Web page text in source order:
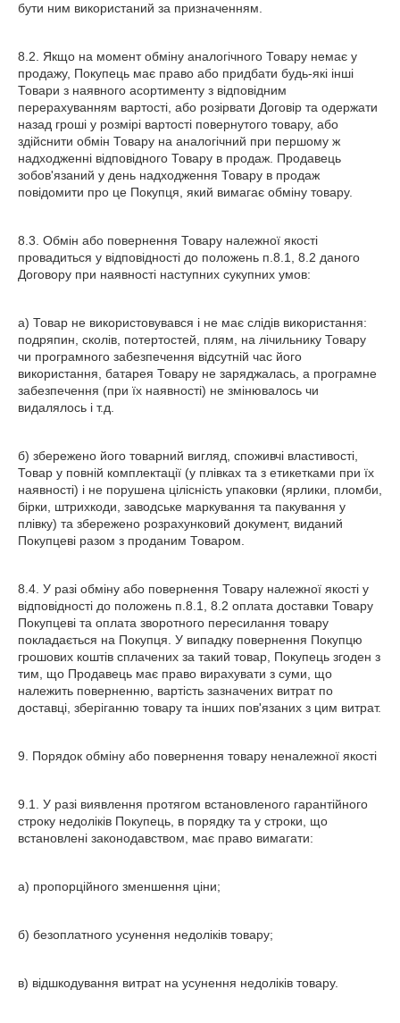
бути ним використаний за призначенням.
8.2. Якщо на момент обміну аналогічного Товару немає у
продажу, Покупець має право або придбати будь-які інші
Товари з наявного асортименту з відповідним
перерахуванням вартості, або розірвати Договір та одержати
назад гроші у розмірі вартості повернутого товару, або
здійснити обмін Товару на аналогічний при першому ж
надходженні відповідного Товару в продаж. Продавець
зобов'язаний у день надходження Товару в продаж
повідомити про це Покупця, який вимагає обміну товару.
8.3. Обмін або повернення Товару належної якості
провадиться у відповідності до положень п.8.1, 8.2 даного
Договору при наявності наступних сукупних умов:
а) Товар не використовувався і не має слідів використання:
подряпин, сколів, потертостей, плям, на лічильнику Товару
чи програмного забезпечення відсутній час його
використання, батарея Товару не заряджалась, а програмне
забезпечення (при їх наявності) не змінювалось чи
видалялось і т.д.
б) збережено його товарний вигляд, споживчі властивості,
Товар у повній комплектації (у плівках та з етикетками при їх
наявності) і не порушена цілісність упаковки (ярлики, пломби,
бірки, штрихкоди, заводське маркування та пакування у
плівку) та збережено розрахунковий документ, виданий
Покупцеві разом з проданим Товаром.
8.4. У разі обміну або повернення Товару належної якості у
відповідності до положень п.8.1, 8.2 оплата доставки Товару
Покупцеві та оплата зворотного пересилання товару
покладається на Покупця. У випадку повернення Покупцю
грошових коштів сплачених за такий товар, Покупець згоден з
тим, що Продавець має право вирахувати з суми, що
належить поверненню, вартість зазначених витрат по
доставці, зберіганню товару та інших пов'язаних з цим витрат.
9. Порядок обміну або повернення товару неналежної якості
9.1. У разі виявлення протягом встановленого гарантійного
строку недоліків Покупець, в порядку та у строки, що
встановлені законодавством, має право вимагати:
а) пропорційного зменшення ціни;
б) безоплатного усунення недоліків товару;
в) відшкодування витрат на усунення недоліків товару.